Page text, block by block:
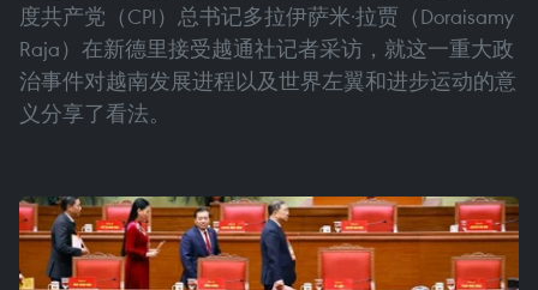
度共产党（CPI）总书记多拉伊萨米·拉贾（Doraisamy
Raja）在新德里接受越通社记者采访，就这一重大政
治事件对越南发展进程以及世界左翼和进步运动的意
义分享了看法。